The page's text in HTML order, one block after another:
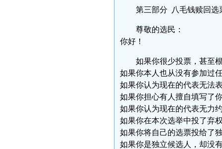
第三部分 八毛钱赎回选
尊敬的选民：
你好！
如果你很少投票，甚至
如果你本人也从没有参加过
如果你认为现在的代表无法
如果你担心有人擅自填写了
如果你认为现在的代表无力
如果你在本次选举中投了弃
如果你将自己的选票投给了
如果你是独立候选人，却没